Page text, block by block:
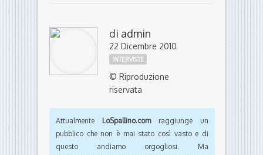
di admin
22 Dicembre 2010
INTERVISTE
© Riproduzione
riservata
Attualmente LoSpallino.comraggiunge un
pubblico che non è mai stato così vasto e di
questo andiamo orgogliosi. Ma